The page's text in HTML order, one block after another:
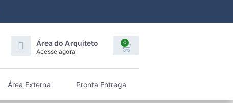
Área do Arquiteto
Acesse agora
0
Área Externa Pronta Entrega